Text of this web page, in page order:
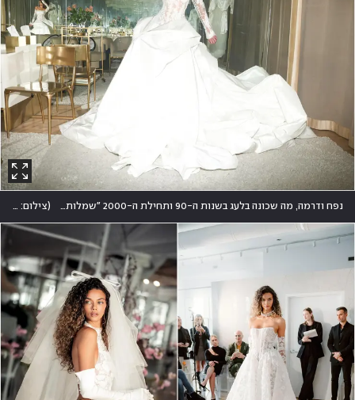
נפח ודרמה, מה שכונה בלעג בשנות ה-90 ותחילת ה-2000 "שמלות קצפת", חוזרים אל אופנת הכלות בגרסה מתוחכמת (צילום: גיל חיון